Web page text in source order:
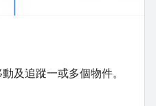
及追蹤一或多個物件。